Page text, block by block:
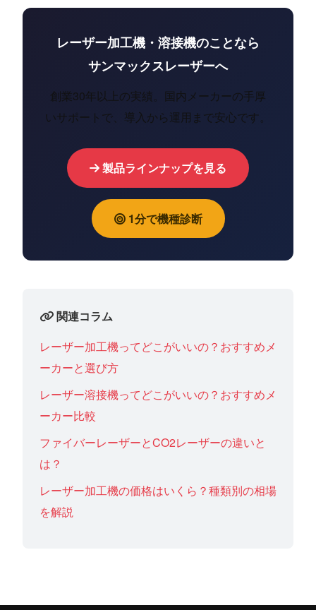
レーザー加工機・溶接機のことなら
サンマックスレーザーへ
創業30年以上の実績。国内メーカーの手厚
いサポートで、導入から運用まで安心です。
製品ラインナップを見る
1分で機種診断
関連コラム
レーザー加工機ってどこがいいの？おすすめメ
ーカーと選び方
レーザー溶接機ってどこがいいの？おすすめメ
ーカー比較
ファイバーレーザーとCO2レーザーの違いと
は？
レーザー加工機の価格はいくら？種類別の相場
を解説